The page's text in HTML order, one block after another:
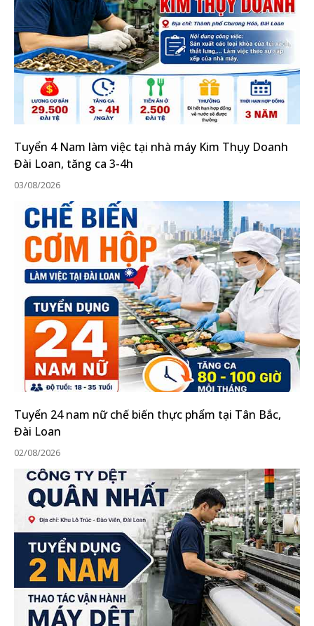
Tuyển 4 Nam làm việc tại nhà máy Kim Thụy Doanh
Đài Loan, tăng ca 3-4h
03/08/2026
Tuyển 24 nam nữ chế biến thực phẩm tại Tân Bắc,
Đài Loan
02/08/2026